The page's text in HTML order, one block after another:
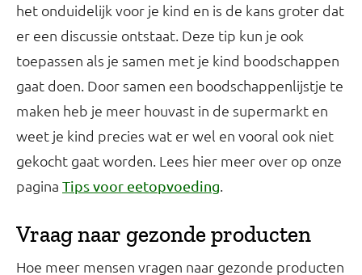
het onduidelijk voor je kind en is de kans groter dat
er een discussie ontstaat. Deze tip kun je ook
toepassen als je samen met je kind boodschappen
gaat doen. Door samen een boodschappenlijstje te
maken heb je meer houvast in de supermarkt en
weet je kind precies wat er wel en vooral ook niet
gekocht gaat worden. Lees hier meer over op onze
pagina Tips voor eetopvoeding.
Vraag naar gezonde producten
Hoe meer mensen vragen naar gezonde producten